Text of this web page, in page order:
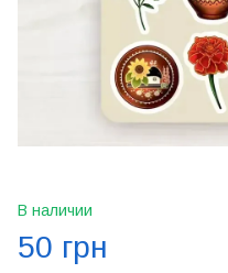
В наличии
50 грн